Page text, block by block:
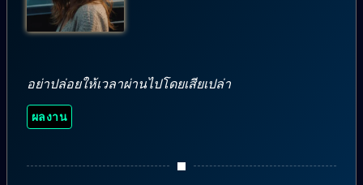
อย่าปล่อยให้เวลาผ่านไปโดยเสียเปล่า
ผลงาน